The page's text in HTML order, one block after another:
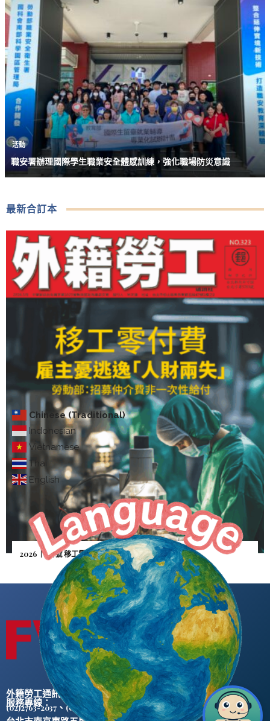
Chinese (Traditional)
Indonesian
Vietnamese
Thai
English
活動
職安署辦理國際學生職業安全體感訓練，強化職場防災意識
最新合訂本
2026｜5月號 移工零付費—雇主憂逃逸「人財兩失」
外籍勞工通訊社版權所有 ©
服務專線：
(02)2763-2037 、(02)2765-0906